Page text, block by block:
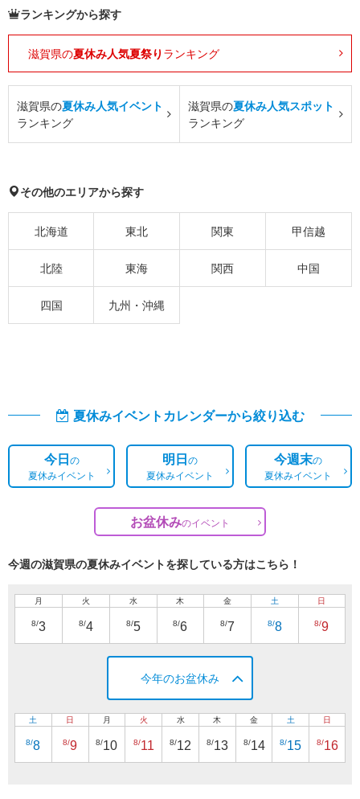
ランキングから探す
滋賀県の夏休み人気夏祭り ランキング
滋賀県の夏休み人気イベント
ランキング
滋賀県の夏休み人気スポット
ランキング
その他のエリアから探す
北海道 東北 関東 甲信越
北陸 東海 関西 中国
四国 九州・沖縄
夏休みイベントカレンダーから絞り込む
今日の
夏休みイベント
明日の
夏休みイベント
今週末の
夏休みイベント
お盆休みのイベント
今週の滋賀県の夏休みイベントを探している方はこちら！
月
8/3
火
8/4
水
8/5
木
8/6
金
8/7
土
8/8
日
8/9
今年のお盆休み
土
8/8
日
8/9
月
8/10
火
8/11
水
8/12
木
8/13
金
8/14
土
8/15
日
8/16